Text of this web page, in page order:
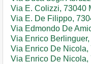
Via E. Colizzi, 73040
Via E. De Filippo,
Via Edmondo De
Via Enrico
Via Enrico De Nicola,
Via Enrico De